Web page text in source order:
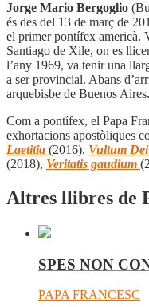
Jorge Mario Bergoglio
és des del 13 de març de
el primer pontífex americà.
Santiago de Xile, on es
l’any 1969, va tenir una
a ser provincial. Abans
arquebisbe de Buenos Aires.
Com a pontífex, el Papa
exhortacions apostòliques
Laetitia (2016), Vultum
(2018), Veritatis gaudium
Altres llibres de
SPES NON
PAPA FRANCESC